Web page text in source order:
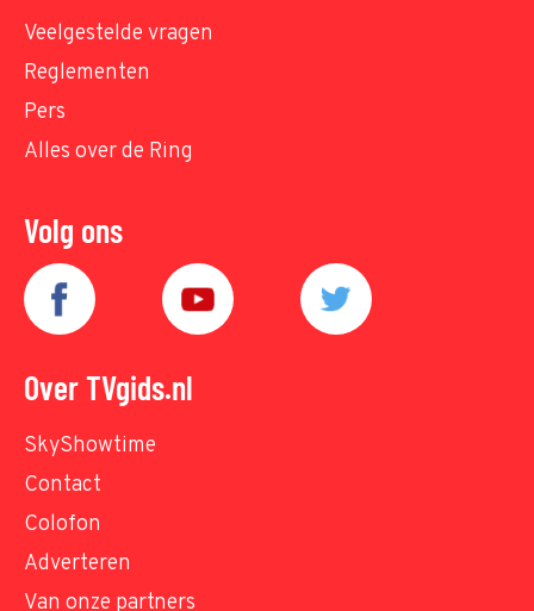
Veelgestelde vragen
Reglementen
Pers
Alles over de Ring
Volg ons
Over TVgids.nl
SkyShowtime
Contact
Colofon
Adverteren
Van onze partners